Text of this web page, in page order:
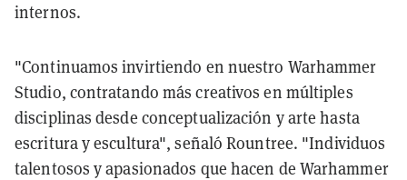
internos.
"Continuamos invirtiendo en nuestro Warhammer
Studio, contratando más creativos en múltiples
disciplinas desde conceptualización y arte hasta
escritura y escultura", señaló Rountree. "Individuos
talentosos y apasionados que hacen de Warhammer